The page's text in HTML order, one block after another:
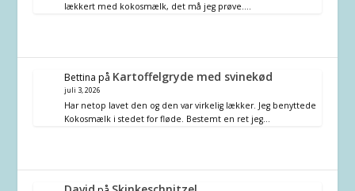
lækkert med kokosmælk, det må jeg prøve.…
Bettina på Kartoffelgryde med svinekød
juli 3, 2026
Har netop lavet den og den var virkelig lækker. Jeg benyttede
Kokosmælk i stedet for fløde. Bestemt en ret jeg…